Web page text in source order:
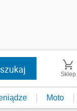
Sklep
Moto